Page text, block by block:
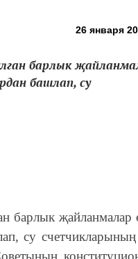
26 января
барлык
башлап, су
барлык җайланмалар
су счетчикларының